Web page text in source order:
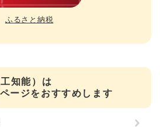
ふるさと納税
知能）は
ージをおすすめします